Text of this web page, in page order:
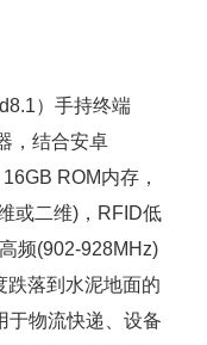
） 手持终端
，结合安卓
ROM内存，
或二维)，RFID低
频(902-928MHz)
跌落到水泥地面的
于物流快递、设备